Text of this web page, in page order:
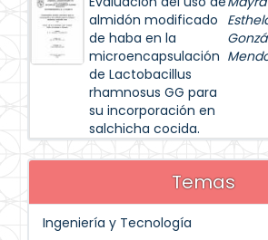
almidón modificado
de haba en la
microencapsulación
de Lactobacillus
rhamnosus GG para
su incorporación en
salchicha cocida.
Temas
Ingeniería y Tecnología